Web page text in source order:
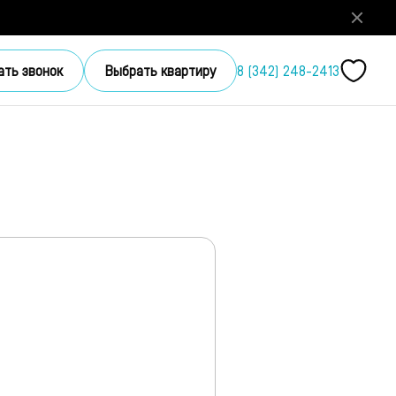
звонок Выбрать квартиру 8 (342) 248-2413